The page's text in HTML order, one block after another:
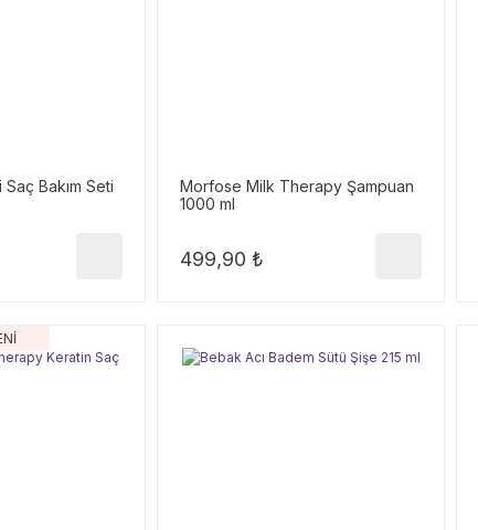
Bakım Seti
Morfose Milk Therapy Şampuan
1000 ml
499,90 ₺